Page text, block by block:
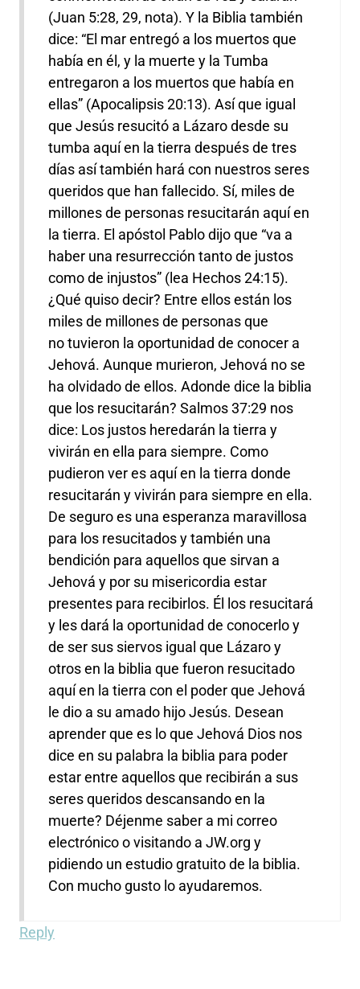
(Juan 5:28, 29, nota). Y la Biblia también
dice: “El mar entregó a los muertos que
había en él, y la muerte y la Tumba
entregaron a los muertos que había en
ellas” (Apocalipsis 20:13). Así que igual
que Jesús resucitó a Lázaro desde su
tumba aquí en la tierra después de tres
días así también hará con nuestros seres
queridos que han fallecido. Sí, miles de
millones de personas resucitarán aquí en
la tierra. El apóstol Pablo dijo que “va a
haber una resurrección tanto de justos
como de injustos” (lea Hechos 24:15).
¿Qué quiso decir? Entre ellos están los
miles de millones de personas que
no tuvieron la oportunidad de conocer a
Jehová. Aunque murieron, Jehová no se
ha olvidado de ellos. Adonde dice la biblia
que los resucitarán? Salmos 37:29 nos
dice: Los justos heredarán la tierra y
vivirán en ella para siempre. Como
pudieron ver es aquí en la tierra donde
resucitarán y vivirán para siempre en ella.
De seguro es una esperanza maravillosa
para los resucitados y también una
bendición para aquellos que sirvan a
Jehová y por su misericordia estar
presentes para recibirlos. Él los resucitará
y les dará la oportunidad de conocerlo y
de ser sus siervos igual que Lázaro y
otros en la biblia que fueron resucitado
aquí en la tierra con el poder que Jehová
le dio a su amado hijo Jesús. Desean
aprender que es lo que Jehová Dios nos
dice en su palabra la biblia para poder
estar entre aquellos que recibirán a sus
seres queridos descansando en la
muerte? Déjenme saber a mi correo
electrónico o visitando a JW.org y
pidiendo un estudio gratuito de la biblia.
Con mucho gusto lo ayudaremos.
Reply